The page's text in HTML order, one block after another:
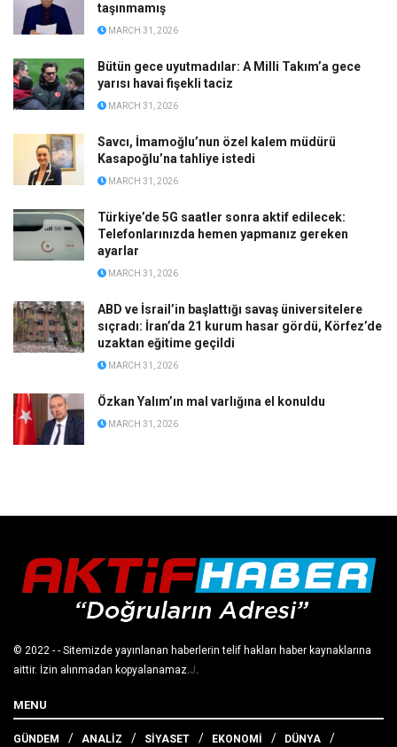
taşınmamış
MARCH 31, 2026
Bütün gece uyutmadılar: A Milli Takım’a gece
yarısı havai fişekli taciz
MARCH 31, 2026
Savcı, İmamoğlu’nun özel kalem müdürü
Kasapoğlu’na tahliye istedi
MARCH 31, 2026
Türkiye’de 5G saatler sonra aktif edilecek:
Telefonlarınızda hemen yapmanız gereken
ayarlar
MARCH 31, 2026
ABD ve İsrail’in başlattığı savaş üniversitelere
sıçradı: İran’da 21 kurum hasar gördü, Körfez’de
uzaktan eğitime geçildi
MARCH 31, 2026
Özkan Yalım’ın mal varlığına el konuldu
MARCH 31, 2026
© 2022 - - Sitemizde yayınlanan haberlerin telif hakları haber kaynaklarına
aittir. İzin alınmadan kopyalanamaz.J.
MENU
GÜNDEM ANALİZ SİYASET EKONOMİ DÜNYA